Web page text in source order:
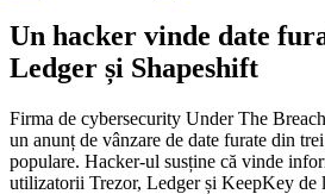
Un hacker vinde date
Ledger și Shapeshift
Firma de cybersecurity Under The
un anunț de vânzare de date furate din
populare. Hacker-ul susține că vinde
utilizatorii Trezor, Ledger și KeepKey de